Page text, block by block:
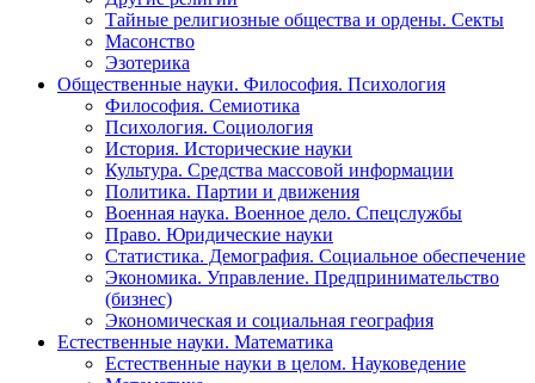
Тайные религиозные общества и ордены. Секты
Масонство
Эзотерика
Общественные науки. Философия. Психология
Философия. Семиотика
Психология. Социология
История. Исторические науки
Культура. Средства массовой информации
Политика. Партии и движения
Военная наука. Военное дело. Спецслужбы
Право. Юридические науки
Статистика. Демография. Социальное обеспечение
Экономика. Управление. Предпринимательство
(бизнес)
Экономическая и социальная география
Естественные науки. Математика
Естественные науки в целом. Науковедение